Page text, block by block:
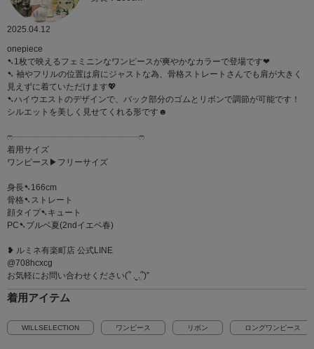
2025.04.12
onepiece
➷1枚で映えるフェミニンなワンピースが爽やかなカラーで登場です❤︎
➷ 袖やフリルの位置は肩にジャストな為、骨格ストレートさんでも肩が大きく
見えずに着ていただけます💖
➷ハイウエストのデザインで、バック部分のゴムとリボンで調節が可能です！
シルエットを美しく見せてくれる形です☻
ෆ‪┈┈┈┈┈┈┈┈┈┈┈┈┈┈┈ෆ‪
着用サイズ
ワンピース▶︎フリーサイズ
身長➷166cm
骨格➷ストレート
顔タイプ➷キュート
PC➷ブルベ夏(2ndイエベ春)
❥ ルミネ有楽町店 公式LINE
@708hcxcg
お気軽にお問い合わせください(՞ ܸ.‪ˬ.ܸ՞)”
着用アイテム
WILLSELECTION ワンピース リボン ロングワンピース